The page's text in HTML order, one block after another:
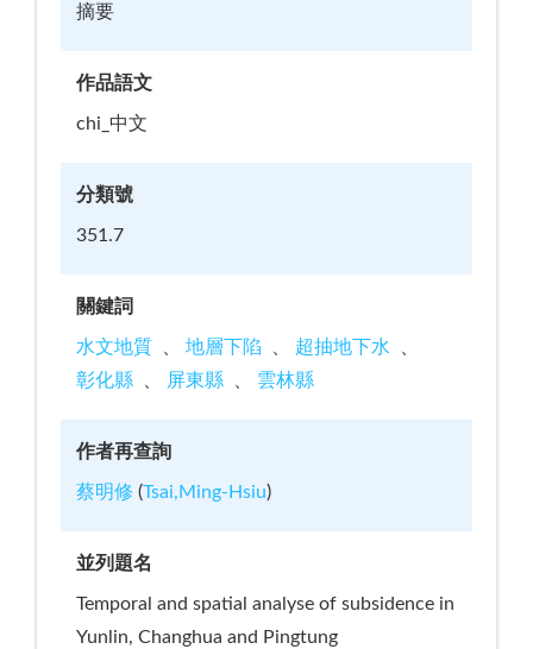
摘要
作品語文
chi_中文
分類號
351.7
關鍵詞
水文地質 地層下陷
超抽地下水
彰化縣
屏東縣 雲林縣
作者再查詢
蔡明修 (Tsai,Ming-Hsiu)
並列題名
Temporal and spatial analyse of subsidence in
Yunlin, Changhua and Pingtung